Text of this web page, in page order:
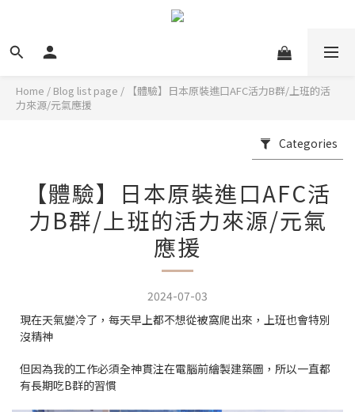
Home / Blog list page /
【體驗】日本原裝進口AFC活力B群/上班的活
力來源/元氣應援
Categories
【體驗】日本原裝進口AFC活
力B群/上班的活力來源/元氣
應援
2024-07-03
現在天氣變冷了，每天早上都不想從被窩爬出來，上班也會特別
沒精神
但因為我的工作必須全神貫注在電腦前繪製建築圖，所以一直都
有長期吃B群的習慣